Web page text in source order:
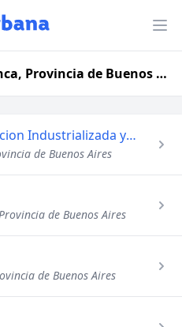
Pinturerias en Bahía Blanca, Provincia de Buenos Aires
Oriolo Nestor C - Construccion Industrializada y Tradicional
de Buenos Aires
de Buenos Aires
de Buenos Aires